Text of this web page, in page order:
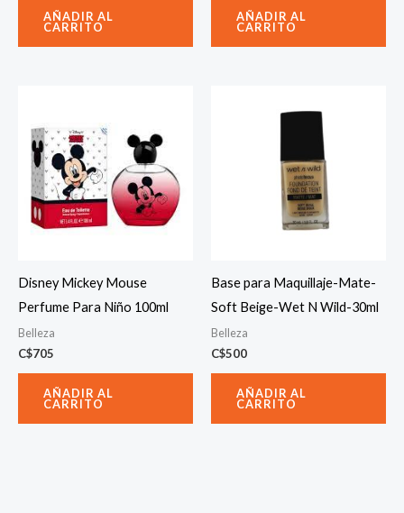
AÑADIR AL
CARRITO
AÑADIR AL
CARRITO
Disney Mickey Mouse
Perfume Para Niño 100ml
Belleza
C$705
AÑADIR AL
CARRITO
Base para Maquillaje-Mate-
Soft Beige-Wet N Wild-30ml
Belleza
C$500
AÑADIR AL
CARRITO